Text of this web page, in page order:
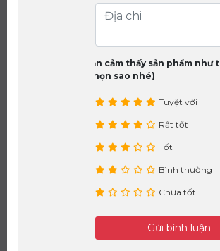
Bạn cảm thấy sản phẩm như
(chọn sao nhé)
Tuyệt vời
Rất tốt
Tốt
Bình thường
Chưa tốt
Gửi bình luận